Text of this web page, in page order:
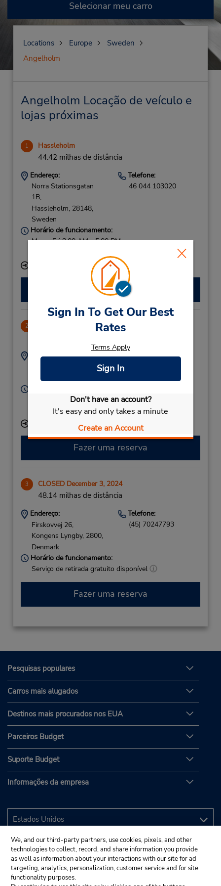
Sign In To Get Our Best
Rates
Terms Apply
Sign In
Don't have an account?
It's easy and only takes a minute
Create an Account
Selecionar meu carro
Locations Europe
Sweden
Angelholm
Angelholm Locação de veículo e
lojas próximas
1 Hassleholm
44.42 milhas de distância
Endereço:
Norra Stationsgatan
1B,
Hassleholm, 28148,
Sweden
Telefone:
46 044 103020
Horário de funcionamento:
Mon - Fri 8:00 AM - 5:00 PM
Local de entrega das chaves
Fazer uma reserva
2
Endereço:
Byggmästaregatan 11,
Lund,
Telefone:
Mon - Fri 8:00 AM - 5:00 PM
Serviço de retirada gratuito disponível
Local de entrega das chaves
Fazer uma reserva
3 CLOSED December 3, 2024
48.14 milhas de distância
Endereço:
Firskovvej 26,
Kongens Lyngby, 2800,
Denmark
Telefone:
(45) 70247793
Horário de funcionamento:
Serviço de retirada gratuito disponível
Fazer uma reserva
Pesquisas populares
Carros mais alugados
Destinos mais procurados nos EUA
Parceiros Budget
Suporte Budget
Informações da empresa
We, and our third-party partners, use cookies, pixels, and other
technologies to collect, record, and share information you provide
as well as information about your interactions with our site for ad
targeting, analytics, personalization, customer service and for site
functionality purposes.